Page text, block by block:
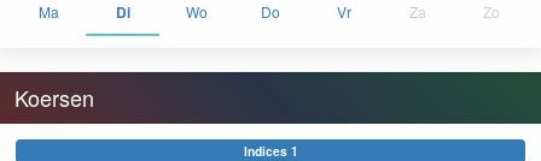
Ma Di Wo Do Vr Za Zo
Koersen
Indices 1